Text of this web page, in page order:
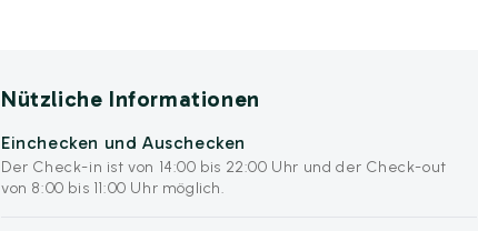
Nützliche Informationen
Einchecken und Auschecken
Der Check-in ist von 14:00 bis 22:00 Uhr und der Check-out
von 8:00 bis 11:00 Uhr möglich.